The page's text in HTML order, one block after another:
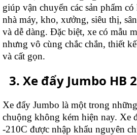
giúp vận chuyển các sản phẩm
nhà máy, kho, xưởng, siêu thị,
và dễ dàng. Đặc biệt, xe có mẫu
nhưng vô cùng chắc chắn, thiết
và cất gọn.
Xe đẩy Jumbo HB
Xe đẩy Jumbo là một trong
chuộng không kém hiện nay. Xe
-210C được nhập khẩu nguyên